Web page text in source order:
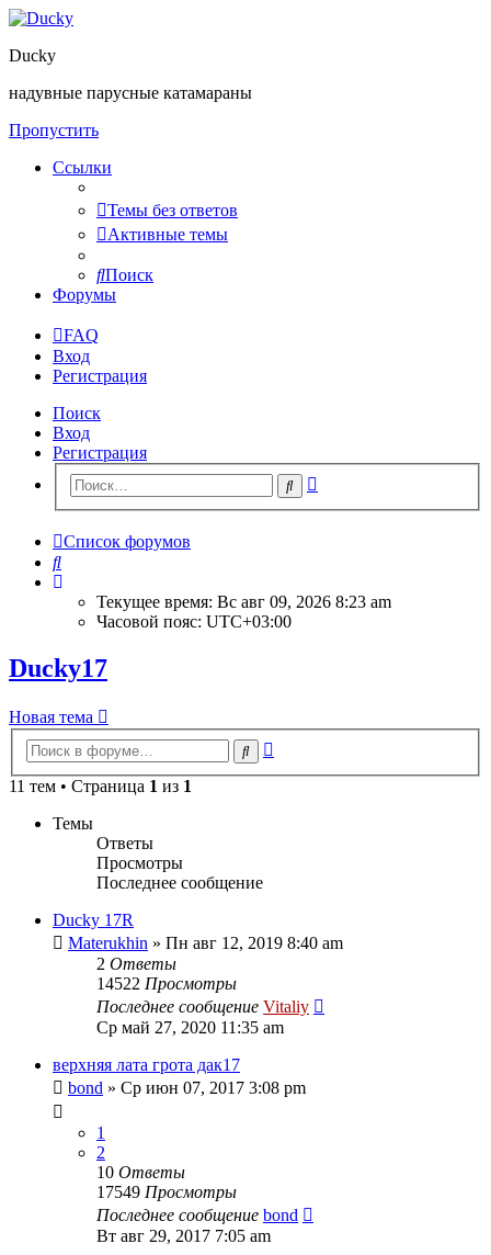
Ducky
надувные парусные катамараны
Пропустить
Ссылки
Темы без ответов
Активные темы
Поиск
Форумы
FAQ
Вход
Регистрация
Поиск
Вход
Регистрация
Поиск
Список форумов
Поиск
Текущее время: Вс авг 09, 2026 8:23 am
Часовой пояс: UTC+03:00
Ducky17
Новая тема
Поиск
11 тем • Страница 1 из 1
Темы
Ответы
Просмотры
Последнее сообщение
Ducky 17R
Materukhin » Пн авг 12, 2019 8:40 am
2 Ответы
14522 Просмотры
Последнее сообщение Vitaliy
Ср май 27, 2020 11:35 am
верхняя лата грота дак17
bond » Ср июн 07, 2017 3:08 pm
1
2
10 Ответы
17549 Просмотры
Последнее сообщение bond
Вт авг 29, 2017 7:05 am